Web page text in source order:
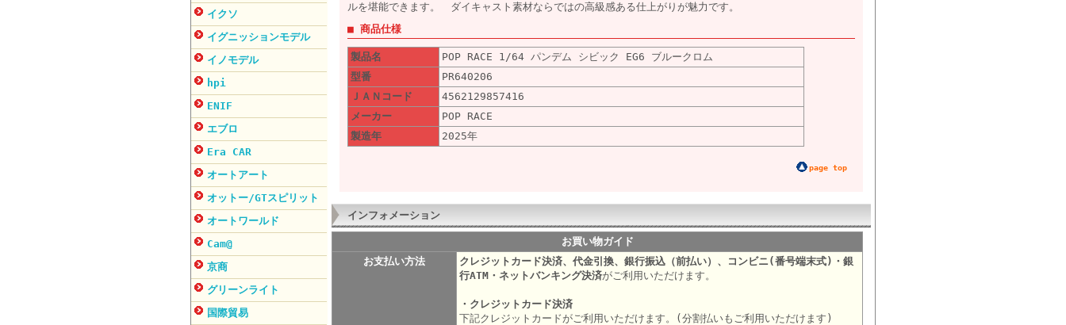
イクソ
イグニッションモデル
イノモデル
hpi
ENIF
エブロ
Era CAR
オートアート
オットー/GTスピリット
オートワールド
Cam@
京商
グリーンライト
国際貿易
ルを堪能できます。 ダイキャスト素材ならではの高級感ある仕上がりが魅力です。
■ 商品仕様
製品名
POP RACE 1/64 パンデム シビック EG6 ブルークロム
型番
PR640206
ＪＡＮコード
4562129857416
メーカー
POP RACE
製造年
2025年
page top
インフォメーション
お買い物ガイド
お支払い方法
クレジットカード決済、代金引換、銀行振込（前払い）、コンビニ(番号端末式)・銀
行ATM・ネットバンキング決済がご利用いただけます。
・クレジットカード決済
下記クレジットカードがご利用いただけます。(分割払いもご利用いただけます)